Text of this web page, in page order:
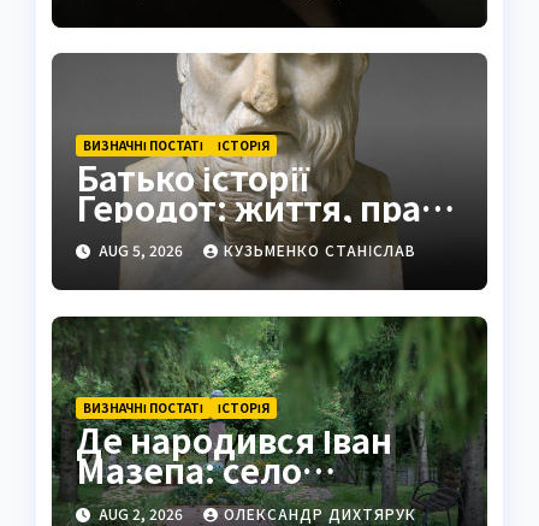
ВИЗНАЧНІ ПОСТАТІ ІСТОРІЯ
Батько історії
Геродот: життя, праці
та спадщина
AUG 5, 2026 КУЗЬМЕНКО СТАНІСЛАВ
ВИЗНАЧНІ ПОСТАТІ ІСТОРІЯ
Де народився Іван
Мазепа: село
Мазепинці та корені
AUG 2, 2026 ОЛЕКСАНДР ДИХТЯРУК